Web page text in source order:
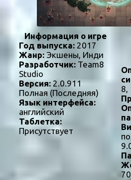
Информация о игре
Год выпуска: 2017
Жанр: Экшены, Инди
Разработчик: Team8
Studio
Версия: 2.0.911
Полная (Последняя)
Язык интерфейса:
английский
Таблетка:
Присутствует
8,